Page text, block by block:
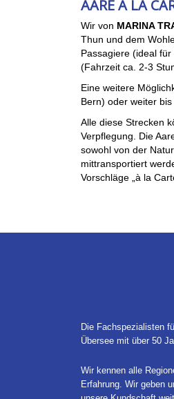
AARE À LA
Wir von MARINA
Thun und dem
Passagiere (ideal
(Fahrzeit ca. 2-3
Eine weitere
Bern) oder weiter
Alle diese Strecken
Verpflegung. Die
sowohl von der
mittransportiert
Vorschläge „à la
Die Fachspezialisten
Übersee mit über 50
Wir kennen alle
Erfahrung. Wir geben